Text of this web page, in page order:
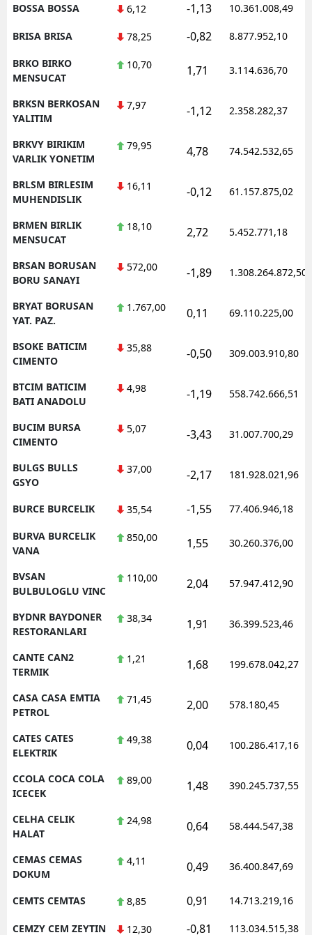
BOSSA BOSSA 6,12 -1,13 10.361.008,49
BRISA BRISA 78,25 -0,82 8.877.952,10
BRKO BIRKO
MENSUCAT
10,70 1,71 3.114.636,70
BRKSN BERKOSAN
YALITIM
7,97 -1,12 2.358.282,37
BRKVY BIRIKIM
VARLIK YONETIM
79,95 4,78 74.542.532,65
BRLSM BIRLESIM
MUHENDISLIK
16,11 -0,12 61.157.875,02
BRMEN BIRLIK
MENSUCAT
18,10 2,72 5.452.771,18
BRSAN BORUSAN
BORU SANAYI
572,00 -1,89 1.308.264.872,50
BRYAT BORUSAN
YAT. PAZ.
1.767,00 0,11 69.110.225,00
BSOKE BATICIM
CIMENTO
35,88 -0,50 309.003.910,80
BTCIM BATICIM
BATI ANADOLU
4,98 -1,19 558.742.666,51
BUCIM BURSA
CIMENTO
5,07 -3,43 31.007.700,29
BULGS BULLS
GSYO
37,00 -2,17 181.928.021,96
BURCE BURCELIK 35,54 -1,55 77.406.946,18
BURVA BURCELIK
VANA
850,00 1,55 30.260.376,00
BVSAN
BULBULOGLU VINC
110,00 2,04 57.947.412,90
BYDNR BAYDONER
RESTORANLARI
38,34 1,91 36.399.523,46
CANTE CAN2
TERMIK
1,21 1,68 199.678.042,27
CASA CASA EMTIA
PETROL
71,45 2,00 578.180,45
CATES CATES
ELEKTRIK
49,38 0,04 100.286.417,16
CCOLA COCA COLA
ICECEK
89,00 1,48 390.245.737,55
CELHA CELIK
HALAT
24,98 0,64 58.444.547,38
CEMAS CEMAS
DOKUM
4,11 0,49 36.400.847,69
CEMTS CEMTAS 8,85 0,91 14.713.219,16
CEMZY CEM ZEYTIN 12,30 -0,81 113.034.515,38